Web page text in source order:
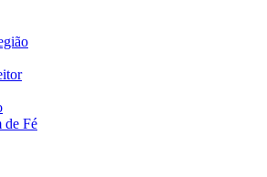
de Fé